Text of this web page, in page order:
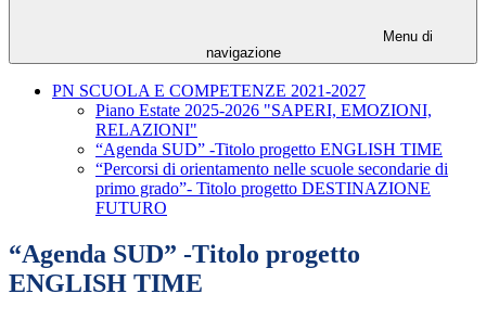
Menu di
navigazione
PN SCUOLA E COMPETENZE 2021-2027
Piano Estate 2025-2026 "SAPERI, EMOZIONI,
RELAZIONI"
“Agenda SUD” -Titolo progetto ENGLISH TIME
“Percorsi di orientamento nelle scuole secondarie di
primo grado”- Titolo progetto DESTINAZIONE
FUTURO
“Agenda SUD” -Titolo progetto
ENGLISH TIME